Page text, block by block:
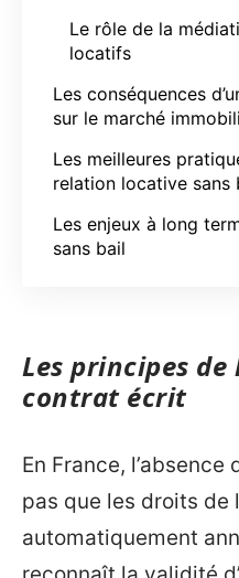
Le rôle de la
locatifs
Les conséquences
sur le marché
Les meilleures
relation locative sans
Les enjeux à long
sans bail
Les principes
contrat écrit
En France,
pas que les droits de
automatiquement